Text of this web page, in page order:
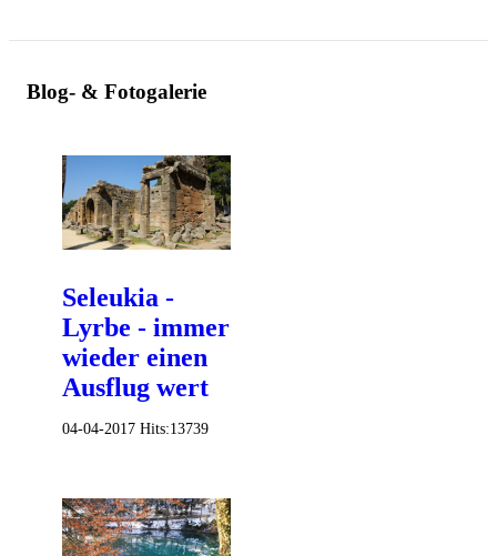
Blog- & Fotogalerie
Seleukia -
Lyrbe - immer
wieder einen
Ausflug wert
04-04-2017 Hits:13739